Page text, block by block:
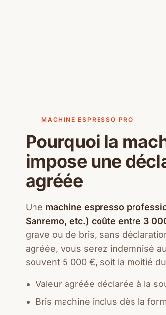
MACHINE ESPRESSO PRO
Pourquoi la
impose une
agréée
Une machine espresso
Sanremo, etc.) coûte entre 3
grave ou de bris, sans
agréée, vous serez indemnisé
souvent 5 000 €, soit la moitié
Valeur agréée déclarée à la
Bris machine inclus dès la